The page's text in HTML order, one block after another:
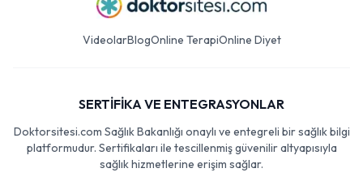
VideolarBlogOnline TerapiOnline Diyet
SERTİFİKA VE ENTEGRASYONLAR
Doktorsitesi.com Sağlık Bakanlığı onaylı ve entegreli bir sağlık bilgi
platformudur. Sertifikaları ile tescillenmiş güvenilir altyapısıyla
sağlık hizmetlerine erişim sağlar.